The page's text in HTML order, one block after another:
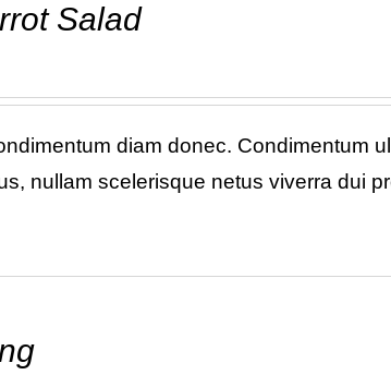
Salad
diam donec. Condimentum
nullam scelerisque netus viverra dui